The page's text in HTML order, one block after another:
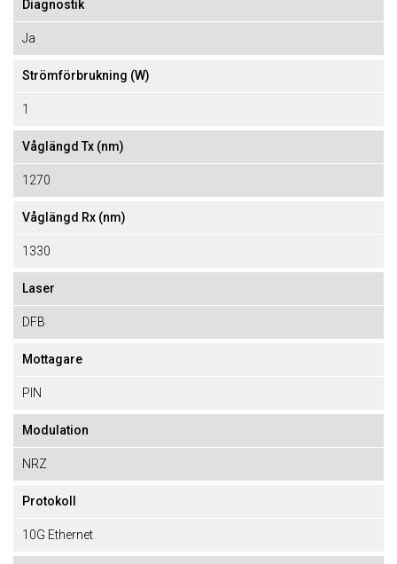
Diagnostik
Ja
Strömförbrukning (W)
1
Våglängd Tx (nm)
1270
Våglängd Rx (nm)
1330
Laser
DFB
Mottagare
PIN
Modulation
NRZ
Protokoll
10G Ethernet